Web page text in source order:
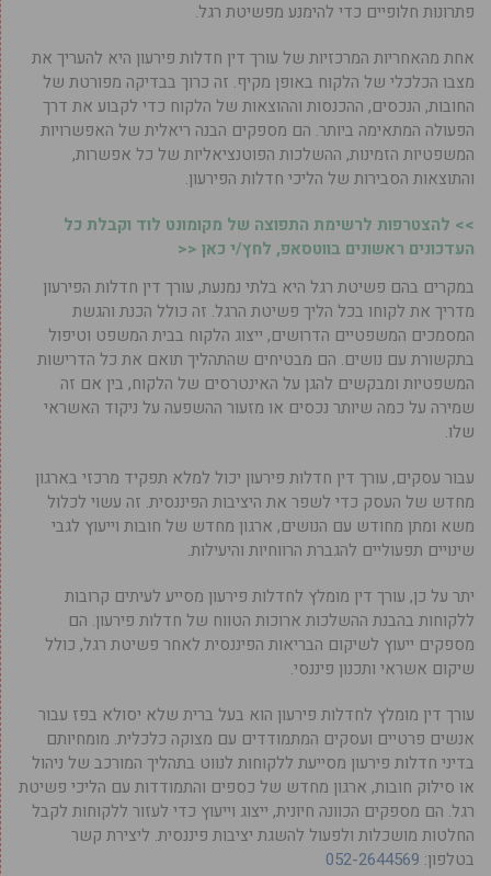
פתרונות חלופיים כדי להימנע מפשיטת רגל.
אחת מהאחריות המרכזיות של עורך דין חדלות פירעון היא להעריך את
מצבו הכלכלי של הלקוח באופן מקיף. זה כרוך בבדיקה מפורטת של
החובות, הנכסים, ההכנסות וההוצאות של הלקוח כדי לקבוע את דרך
הפעולה המתאימה ביותר. הם מספקים הבנה ריאלית של האפשרויות
המשפטיות הזמינות, ההשלכות הפוטנציאליות של כל אפשרות,
והתוצאות הסבירות של הליכי חדלות הפירעון.
>> להצטרפות לרשימת התפוצה של מקומונט לוד וקבלת כל
העדכונים ראשונים בווטסאפ, לחץ/י כאן <<
במקרים בהם פשיטת רגל היא בלתי נמנעת, עורך דין חדלות הפירעון
מדריך את לקוחו בכל הליך פשיטת הרגל. זה כולל הכנת והגשת
המסמכים המשפטיים הדרושים, ייצוג הלקוח בבית המשפט וטיפול
בתקשורת עם נושים. הם מבטיחים שהתהליך תואם את כל הדרישות
המשפטיות ומבקשים להגן על האינטרסים של הלקוח, בין אם זה
שמירה על כמה שיותר נכסים או מזעור ההשפעה על ניקוד האשראי
שלו.
עבור עסקים, עורך דין חדלות פירעון יכול למלא תפקיד מרכזי בארגון
מחדש של העסק כדי לשפר את היציבות הפיננסית. זה עשוי לכלול
משא ומתן מחודש עם הנושים, ארגון מחדש של חובות וייעוץ לגבי
שינויים תפעוליים להגברת הרווחיות והיעילות.
יתר על כן, עורך דין מומלץ לחדלות פירעון מסייע לעיתים קרובות
ללקוחות בהבנת ההשלכות ארוכות הטווח של חדלות פירעון. הם
מספקים ייעוץ לשיקום הבריאות הפיננסית לאחר פשיטת רגל, כולל
שיקום אשראי ותכנון פיננסי.
עורך דין מומלץ לחדלות פירעון הוא בעל ברית שלא יסולא בפז עבור
אנשים פרטיים ועסקים המתמודדים עם מצוקה כלכלית. מומחיותם
בדיני חדלות פירעון מסייעת ללקוחות לנווט בתהליך המורכב של ניהול
או סילוק חובות, ארגון מחדש של כספים והתמודדות עם הליכי פשיטת
רגל. הם מספקים הכוונה חיונית, ייצוג וייעוץ כדי לעזור ללקוחות לקבל
החלטות מושכלות ולפעול להשגת יציבות פיננסית. ליצירת קשר
בטלפון: 052-2644569